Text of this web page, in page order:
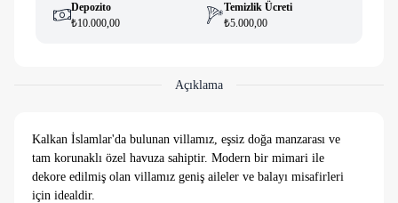
Depozito
₺10.000,00
Temizlik Ücreti
₺5.000,00
Açıklama
Kalkan İslamlar'da bulunan villamız, eşsiz doğa manzarası ve
tam korunaklı özel havuza sahiptir. Modern bir mimari ile
dekore edilmiş olan villamız geniş aileler ve balayı misafirleri
için idealdir.